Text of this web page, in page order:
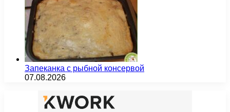
Запеканка с рыбной консервой
07.08.2026